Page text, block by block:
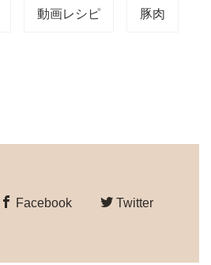
動画レシピ 豚肉
Facebook Twitter